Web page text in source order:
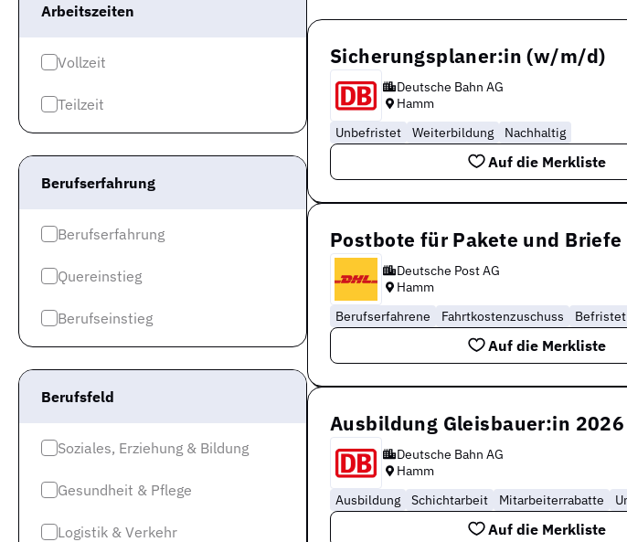
Arbeitszeiten
Vollzeit
Teilzeit
Berufserfahrung
Berufserfahrung
Quereinstieg
Berufseinstieg
Berufsfeld
Soziales, Erziehung & Bildung
Gesundheit & Pflege
Logistik & Verkehr
Sicherungsplaner:in (w/m/d)
Deutsche Bahn AG
Hamm
Unbefristet
Weiterbildung Nachhaltig
Auf die Merkliste
Postbote für Pakete und
Deutsche Post AG
Hamm
Berufserfahrene
Fahrtkostenzuschuss Befristet
Auf die Merkliste
Ausbildung Gleisbauer:in 2026
Deutsche Bahn AG
Hamm
Ausbildung
Schichtarbeit Mitarbeiterrabatte
Auf die Merkliste